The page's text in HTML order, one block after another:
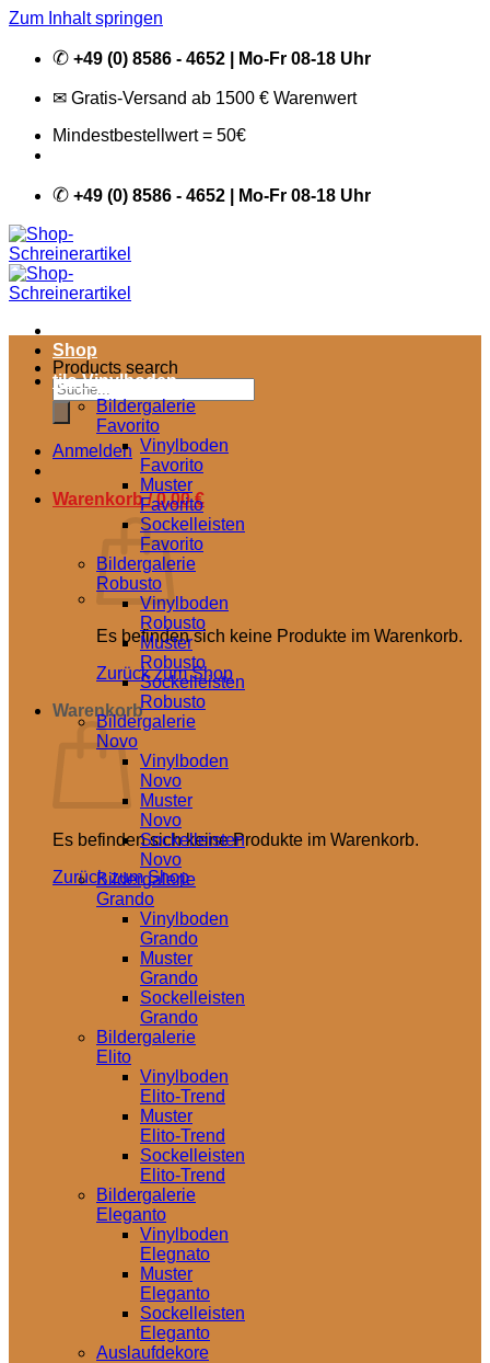
Zum Inhalt springen
✆ +49 (0) 8586 - 4652 | Mo-Fr 08-18 Uhr
✉ Gratis-Versand ab 1500 € Warenwert
Mindestbestellwert = 50€
✆ +49 (0) 8586 - 4652 | Mo-Fr 08-18 Uhr
Products search
Anmelden
Warenkorb /0,00€
Es befinden sich keine Produkte im Warenkorb.
Zurück zum Shop
Warenkorb
Es befinden sich keine Produkte im Warenkorb.
Zurück zum Shop
Shop
tilo Vinylboden
Bildergalerie
Favorito
Vinylboden
Favorito
Muster
Favorito
Sockelleisten
Favorito
Bildergalerie
Robusto
Vinylboden
Robusto
Muster
Robusto
Sockelleisten
Robusto
Bildergalerie
Novo
Vinylboden
Novo
Muster
Novo
Sockelleisten
Novo
Bildergalerie
Grando
Vinylboden
Grando
Muster
Grando
Sockelleisten
Grando
Bildergalerie
Elito
Vinylboden
Elito-Trend
Muster
Elito-Trend
Sockelleisten
Elito-Trend
Bildergalerie
Eleganto
Vinylboden
Elegnato
Muster
Eleganto
Sockelleisten
Eleganto
Auslaufdekore